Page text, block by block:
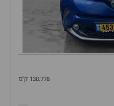
130,778 ק"מ